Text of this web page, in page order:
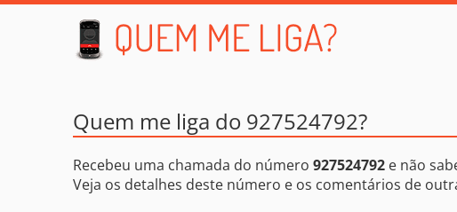
Quem me liga do 927524792?
Recebeu uma chamada do número 927524792 e não
Veja os detalhes deste número e os comentários de